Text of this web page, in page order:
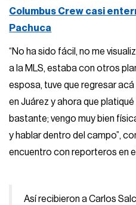
Columbus Crew casi
Pachuca
“No ha sido fácil, no me
a la MLS, estaba con otros
esposa, tuve que regresar
en Juárez y ahora que platiqué
bastante; vengo muy bien
y hablar dentro del campo”,
encuentro con reporteros en
Así recibieron a Carlos